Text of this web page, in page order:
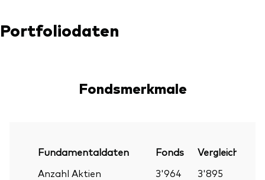
Portfoliodaten
Fondsmerkmale
Fundamentaldaten Fonds
Anzahl Aktien
3'964 3'895